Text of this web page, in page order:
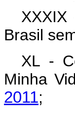
Brasil
XL -
Minha
2011;